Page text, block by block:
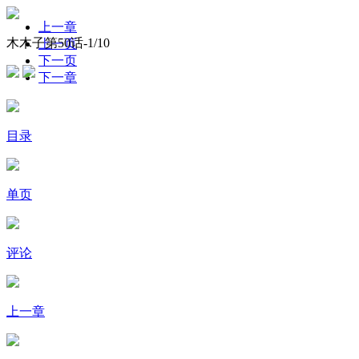
木木子第50话-1/10
上一章
上一页
下一页
下一章
目录
单页
评论
上一章